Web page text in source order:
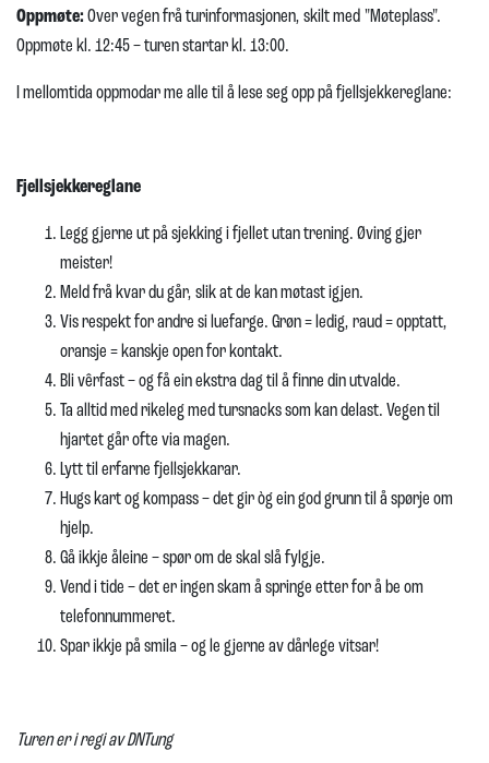
Oppmøte:Over vegen frå turinformasjonen, skilt med "Møteplass".
Oppmøte kl. 12:45 – turen startar kl. 13:00.
I mellomtida oppmodar me alle til å lese seg opp på fjellsjekkereglane:
Fjellsjekkereglane
Legg gjerne ut på sjekking i fjellet utan trening. Øving gjer
meister!
Meld frå kvar du går, slik at de kan møtast igjen.
Vis respekt for andre si luefarge. Grøn = ledig, raud = opptatt,
oransje = kanskje open for kontakt.
Bli vêrfast – og få ein ekstra dag til å finne din utvalde.
Ta alltid med rikeleg med tursnacks som kan delast. Vegen til
hjartet går ofte via magen.
Lytt til erfarne fjellsjekkarar.
Hugs kart og kompass – det gir òg ein god grunn til å spørje om
hjelp.
Gå ikkje åleine – spør om de skal slå fylgje.
Vend i tide – det er ingen skam å springe etter for å be om
telefonnummeret.
Spar ikkje på smila – og le gjerne av dårlege vitsar!
Turen er i regi av DNTung